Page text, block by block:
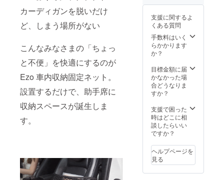
カーディガンを脱いだけ
ど、しまう場所がない
こんなみなさまの「ちょっ
と不便」を快適にするのが
Ezo 車内収納固定ネット。
設置するだけで、助手席に
収納スペースが誕生しま
す。
注文状
況、製
造工程
上の都
合等に
より出
る場合
があり
ます。
ます。
ン・仕
様は変
更にな
る可能
性もご
す。ご
了承く
ださ
い。
年11月
頃にお
届けす
る予定
が、ご
注文状
況、製
造工程
支援に関するよ
くある質問
手数料はいく
らかかります
か？
目標金額に届
かなかった場
合どうなりま
すか？
支援で困った
時はどこに相
談したらいい
ですか？
ヘルプページを
見る